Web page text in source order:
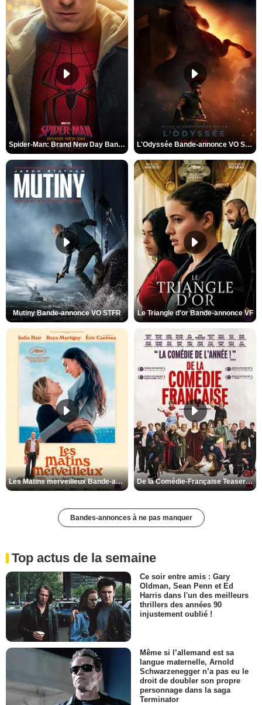
Spider-Man: Brand New Day Bande-annonce VO STFR L'Odyssée Bande-annonce VO STFR
Mutiny Bande-annonce VO STFR Le Triangle d'or Bande-annonce VF
Les Matins merveilleux Bande-annonce VF De la Comédie-Française Teaser VF
Bandes-annonces à ne pas manquer
Top actus de la semaine
Ce soir entre amis : Gary
Oldman, Sean Penn et Ed
Harris dans l'un des meilleurs
thrillers des années 90
injustement oublié !
Même si l’allemand est sa
langue maternelle, Arnold
Schwarzenegger n’a pas eu le
droit de doubler son propre
personnage dans la saga
Terminator